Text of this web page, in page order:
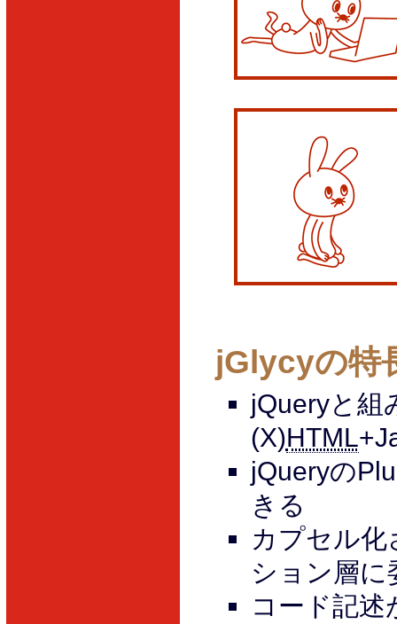
jGlycyの特
jQueryと組
(X)HTML
jQueryの
きる
カプセル
ション層に
コード記